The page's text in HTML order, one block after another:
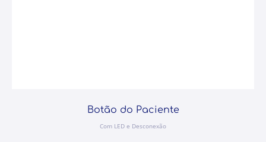
Botão do Paciente
Com LED e Desconexão